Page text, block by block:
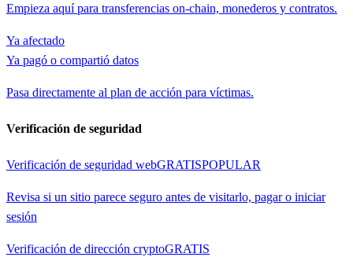
Empieza aquí para transferencias on-chain, monederos y contratos.
Ya afectado
Ya pagó o compartió datos
Pasa directamente al plan de acción para víctimas.
Verificación de seguridad
Verificación de seguridad webGRATISPOPULAR
Revisa si un sitio parece seguro antes de visitarlo, pagar o iniciar
sesión
Verificación de dirección cryptoGRATIS